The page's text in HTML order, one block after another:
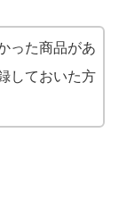
った商品があ
しておいた方